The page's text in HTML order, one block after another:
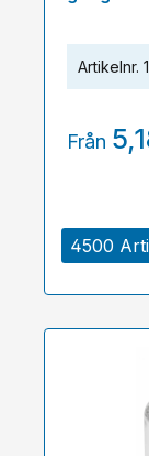
4500
Artikelnr.
Från